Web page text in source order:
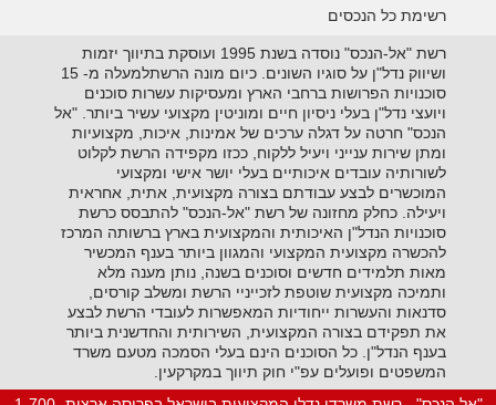
רשימת כל הנכסים
רשת "אל-הנכס" נוסדה בשנת 1995 ועוסקת בתיווך יזמות
ושיווק נדל"ן על סוגיו השונים. כיום מונה הרשתלמעלה מ- 15
סוכנויות הפרושות ברחבי הארץ ומעסיקות עשרות סוכנים
ויועצי נדל"ן בעלי ניסיון חיים ומוניטין מקצועי עשיר ביותר. "אל
הנכס" חרטה על דגלה ערכים של אמינות, איכות, מקצועיות
ומתן שירות ענייני ויעיל ללקוח, ככזו מקפידה הרשת לקלוט
לשורותיה עובדים איכותיים בעלי יושר אישי ומקצועי
המוכשרים לבצע עבודתם בצורה מקצועית, אתית, אחראית
ויעילה. כחלק מחזונה של רשת "אל-הנכס" להתבסס כרשת
סוכנויות הנדל"ן האיכותית והמקצועית בארץ ברשותה המרכז
להכשרה מקצועית המקצועי והמגוון ביותר בענף המכשיר
מאות תלמידים חדשים וסוכנים בשנה, נותן מענה מלא
ותמיכה מקצועית שוטפת לזכייניי הרשת ומשלב קורסים,
סדנאות והעשרות ייחודיות המאפשרות לעובדי הרשת לבצע
את תפקידם בצורה המקצועית, השירותית והחדשנית ביותר
בענף הנדל"ן. כל הסוכנים הינם בעלי הסמכה מטעם משרד
המשפטים ופועלים עפ"י חוק תיווך במקרקעין.